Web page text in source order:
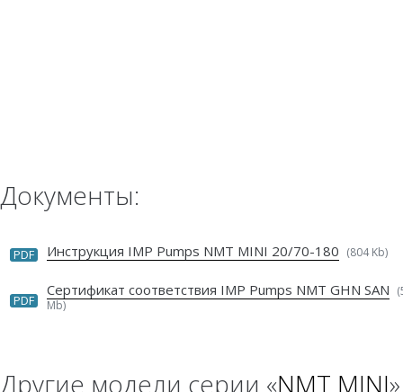
Документы:
PDF Инструкция IMP Pumps NMT MINI 20/70-180 (804 Kb)
PDF
Сертификат соответствия IMP Pumps NMT GHN SAN
Mb)
Другие модели серии «NMT MINI»